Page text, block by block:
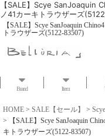
【SALE】Scye SanJoaquin
ノ41カーキトラウザーズ
【SALE】Scye SanJoaquin
トラウザーズ(5122-83507)
Brand Item
HOME > SALE【セール】 >
>
【SALE】Scye SanJoaquin
キトラウザーズ(5122-83507)